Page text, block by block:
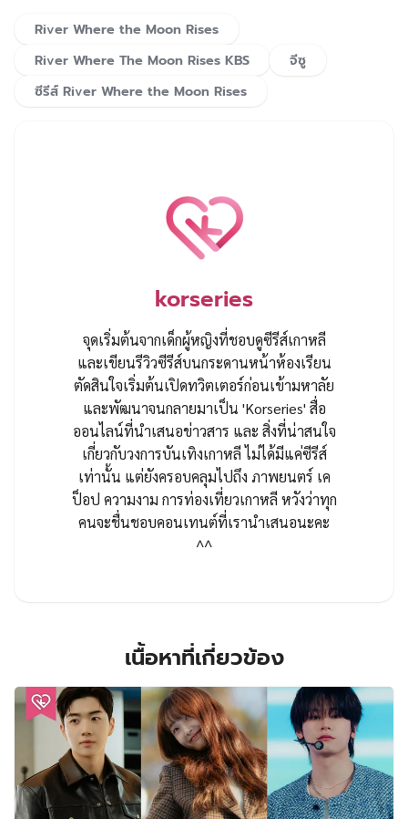
River Where the Moon Rises
River Where The Moon Rises KBS
จีซู
ซีรีส์ River Where the Moon Rises
korseries
จุดเริ่มต้นจากเด็กผู้หญิงที่ชอบดูซีรีส์เกาหลี
และเขียนรีวิวซีรีส์บนกระดานหน้าห้องเรียน
ตัดสินใจเริ่มต้นเปิดทวิตเตอร์ก่อนเข้ามหาลัย
และพัฒนาจนกลายมาเป็น 'Korseries' สื่อ
ออนไลน์ที่นำเสนอข่าวสาร และ สิ่งที่น่าสนใจ
เกี่ยวกับวงการบันเทิงเกาหลี ไม่ได้มีแค่ซีรีส์
เท่านั้น แต่ยังครอบคลุมไปถึง ภาพยนตร์ เค
ป็อป ความงาม การท่องเที่ยวเกาหลี หวังว่าทุก
คนจะชื่นชอบคอนเทนต์ที่เรานำเสนอนะคะ
^^
เนื้อหาที่เกี่ยวข้อง